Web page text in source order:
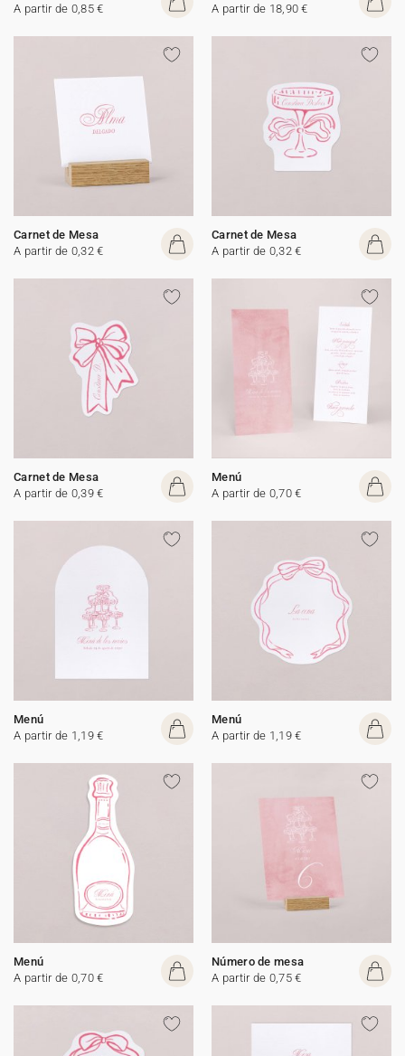
A partir de 0,85 €
A partir de 18,90 €
Carnet de Mesa
A partir de 0,32 €
Carnet de Mesa
A partir de 0,32 €
Carnet de Mesa
A partir de 0,39 €
Menú
A partir de 0,70 €
Menú
A partir de 1,19 €
Menú
A partir de 1,19 €
Menú
A partir de 0,70 €
Número de mesa
A partir de 0,75 €